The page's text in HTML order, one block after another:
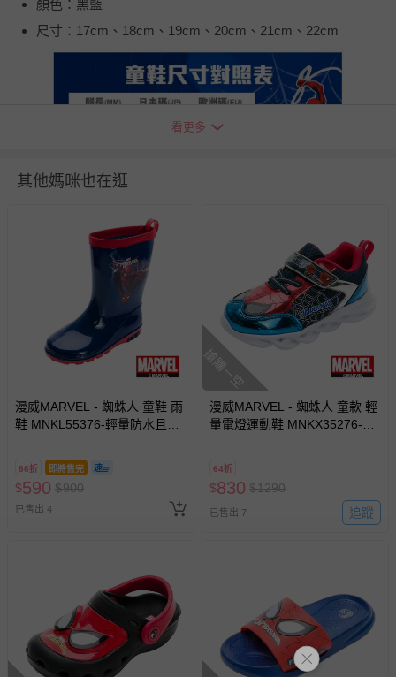
顏色：黑藍
尺寸：17cm、18cm、19cm、20cm、21cm、22cm
退換貨須知
您所購買的商品享有7天的鑑賞期／猶豫期權益，但此期間
並非試用期，您所退回的商品必須是未經使用的全新狀態，
包含完整包裝、配件、說明文件及贈品等。
退貨，您可至『查詢訂單』>『已出貨』中查詢該筆訂單，
並點選『我要退貨』即可進行申請。若有相關退貨問題，請
至媽咪愛LINE@客服ID: @mamilove我們將依序為您處理
與服務，謝謝。
看更多
其他媽咪也在逛
漫威MARVEL - 蜘蛛人 童鞋 雨
鞋 MNKL55376-輕量防水且穿
66折 即將售完
$590 $900
已售出 4
搶購一空
漫威MARVEL - 蜘蛛人 童款 輕
量電燈運動鞋 MNKX35276-減
64折
$830 $1290
已售出 7 追蹤